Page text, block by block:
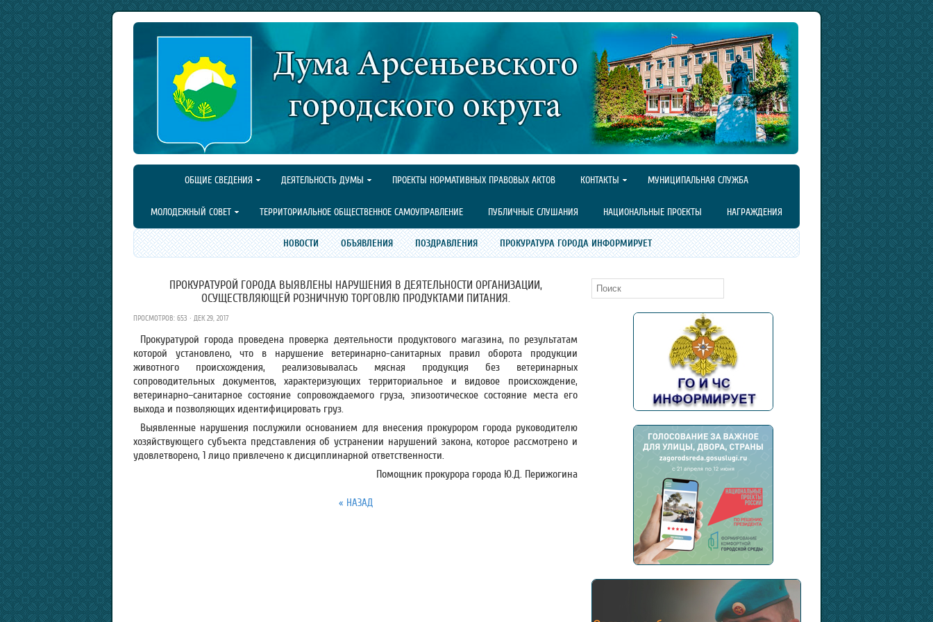
ОБЩИЕ СВЕДЕНИЯ ДЕЯТЕЛЬНОСТЬ ДУМЫ ПРОЕКТЫ НОРМАТИВНЫХ ПРАВОВЫХ АКТОВ КОНТАКТЫ МУНИЦИПАЛЬНАЯ СЛУЖБА
МОЛОДЕЖНЫЙ СОВЕТ ТЕРРИТОРИАЛЬНОЕ ОБЩЕСТВЕННОЕ САМОУПРАВЛЕНИЕ ПУБЛИЧНЫЕ СЛУШАНИЯ НАЦИОНАЛЬНЫЕ ПРОЕКТЫ НАГРАЖДЕНИЯ
НОВОСТИ ОБЪЯВЛЕНИЯ ПОЗДРАВЛЕНИЯ ПРОКУРАТУРА ГОРОДА ИНФОРМИРУЕТ
ПРОКУРАТУРОЙ ГОРОДА ВЫЯВЛЕНЫ НАРУШЕНИЯ В ДЕЯТЕЛЬНОСТИ ОРГАНИЗАЦИИ,
ОСУЩЕСТВЛЯЮЩЕЙ РОЗНИЧНУЮ ТОРГОВЛЮ ПРОДУКТАМИ ПИТАНИЯ.
ПРОСМОТРОВ: 653 · ДЕК 29, 2017
Прокуратурой города проведена проверка деятельности продуктового магазина, по результатам
которой установлено, что в нарушение ветеринарно-санитарных правил оборота продукции
животного происхождения, реализовывалась мясная продукция без ветеринарных
сопроводительных документов, характеризующих территориальное и видовое происхождение,
ветеринарно–санитарное состояние сопровождаемого груза, эпизоотическое состояние места его
выхода и позволяющих идентифицировать груз.
Выявленные нарушения послужили основанием для внесения прокурором города руководителю
хозяйствующего субъекта представления об устранении нарушений закона, которое рассмотрено и
удовлетворено, 1 лицо привлечено к дисциплинарной ответственности.
Помощник прокурора города Ю.Д. Перижогина
« НАЗАД
Поиск